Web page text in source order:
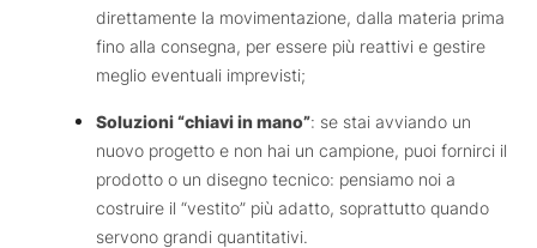
direttamente la movimentazione, dalla materia prima
fino alla consegna, per essere più reattivi e gestire
meglio eventuali imprevisti;
Soluzioni “chiavi in mano”: se stai avviando un
nuovo progetto e non hai un campione, puoi fornirci il
prodotto o un disegno tecnico: pensiamo noi a
costruire il “vestito” più adatto, soprattutto quando
servono grandi quantitativi.